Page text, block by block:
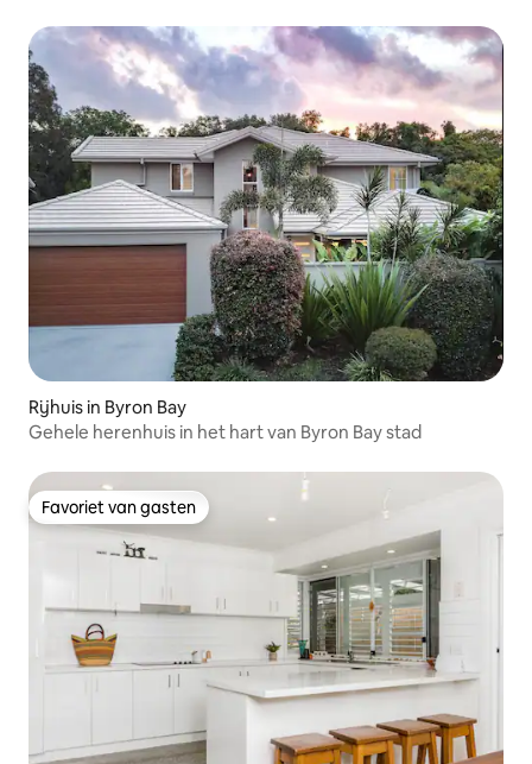
Rijhuis in Byron Bay
Gehele herenhuis in het hart van Byron Bay stad
Favoriet van gasten
Favoriet van gasten